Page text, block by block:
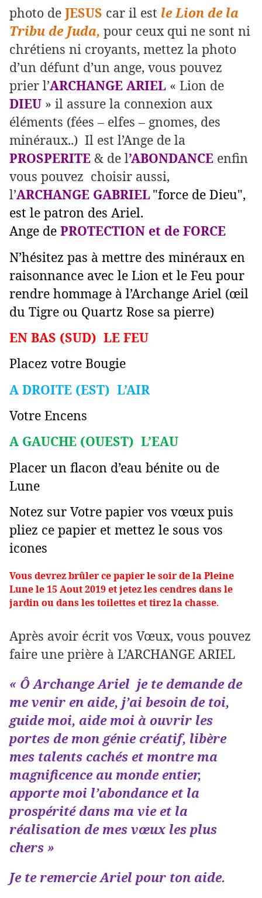
photo de JESUS car il est le Lion de la
Tribu de Juda, pour ceux qui ne sont ni
chrétiens ni croyants, mettez la photo
d’un défunt d’un ange, vous pouvez
prier l’ARCHANGE ARIEL « Lion de
DIEU » il assure la connexion aux
éléments (fées – elfes – gnomes, des
minéraux..) Il est l’Ange de la
PROSPERITE & de l’ABONDANCE enfin
vous pouvez choisir aussi,
l’ARCHANGE GABRIEL"force de Dieu",
est le patron des Ariel.
Ange de PROTECTION et de FORCE
N’hésitez pas à mettre des minéraux en
raisonnance avec le Lion et le Feu pour
rendre hommage à l’Archange Ariel (œil
du Tigre ou Quartz Rose sa pierre)
EN BAS (SUD) LE FEU
Placez votre Bougie
A DROITE (EST) L’AIR
Votre Encens
A GAUCHE (OUEST) L’EAU
Placer un flacon d’eau bénite ou de
Lune
Notez sur Votre papier vos vœux puis
pliez ce papier et mettez le sous vos
icones
Vous devrez brûler ce papier le soir de la Pleine
Lune le 15 Aout 2019 et jetez les cendres dans le
jardin ou dans les toilettes et tirez la chasse.
Après avoir écrit vos Vœux, vous pouvez
faire une prière à L’ARCHANGE ARIEL
« Ô Archange Ariel je te demande de
me venir en aide, j’ai besoin de toi,
guide moi, aide moi à ouvrir les
portes de mon génie créatif, libère
mes talents cachés et montre ma
magnificence au monde entier,
apporte moi l’abondance et la
prospérité dans ma vie et la
réalisation de mes vœux les plus
chers »
Je te remercie Ariel pour ton aide.